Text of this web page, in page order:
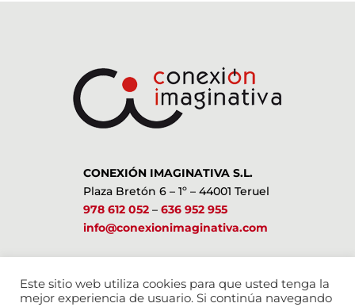
CONEXIÓN IMAGINATIVA S.L.
Plaza Bretón 6 – 1º – 44001 Teruel
978 612 052– 636 952 955
info@conexionimaginativa.com
Este sitio web utiliza cookies para que usted tenga la
mejor experiencia de usuario. Si continúa navegando